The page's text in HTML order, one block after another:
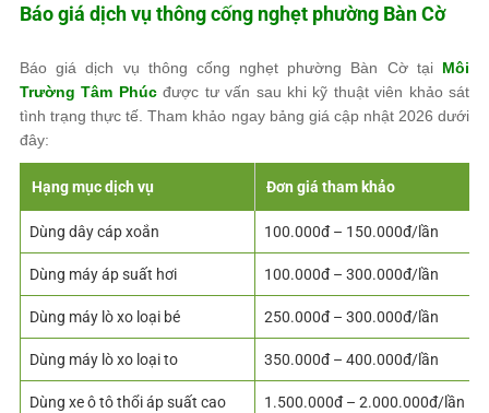
Báo giá dịch vụ thông cống nghẹt phường Bàn Cờ
Báo giá dịch vụ thông cống nghẹt phường Bàn Cờ tại Môi
Trường Tâm Phúcđược tư vấn sau khi kỹ thuật viên khảo sát
tình trạng thực tế. Tham khảo ngay bảng giá cập nhật 2026 dưới
đây:
Hạng mục dịch vụ Đơn giá tham khảo
Dùng dây cáp xoắn 100.000đ – 150.000đ/lần
Dùng máy áp suất hơi 100.000đ – 300.000đ/lần
Dùng máy lò xo loại bé 250.000đ – 300.000đ/lần
Dùng máy lò xo loại to 350.000đ – 400.000đ/lần
Dùng xe ô tô thổi áp suất cao 1.500.000đ – 2.000.000đ/lần